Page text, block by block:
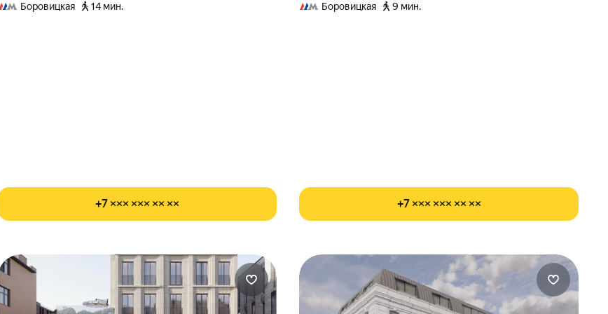
Боровицкая 14 мин.
+7 ××× ××× ×× ××
Боровицкая 9 мин.
+7 ××× ××× ×× ××